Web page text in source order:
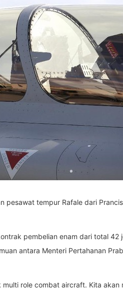
pesawat tempur Rafale dari
pembelian enam dari total
antara Menteri Pertahanan
role combat aircraft. Kita